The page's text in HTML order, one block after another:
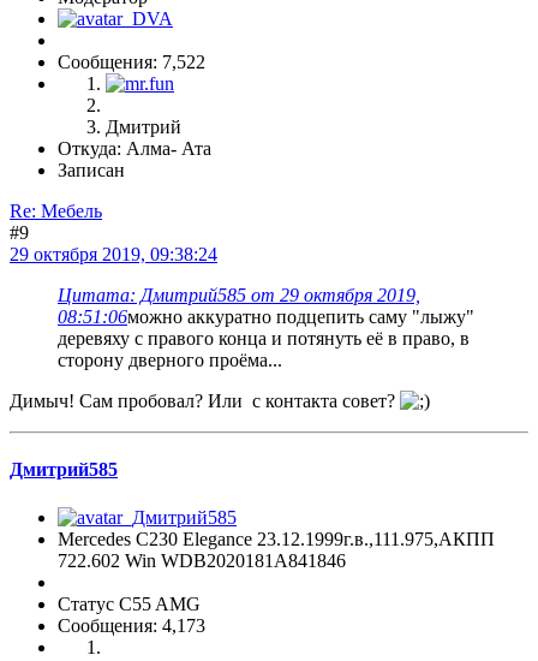
Сообщения: 7,522
Дмитрий
Откуда: Алма- Ата
Записан
Re: Мебель
#9
29 октября 2019, 09:38:24
Цитата: Дмитрий585 от 29 октября 2019,
08:51:06можно аккуратно подцепить саму "лыжу"
деревяху с правого конца и потянуть её в право, в
сторону дверного проёма...
Димыч! Сам пробовал? Или с контакта совет?
Дмитрий585
Mercedes C230 Elegance 23.12.1999г.в.,111.975,АКПП
722.602 Win WDB2020181A841846
Статус C55 AMG
Сообщения: 4,173